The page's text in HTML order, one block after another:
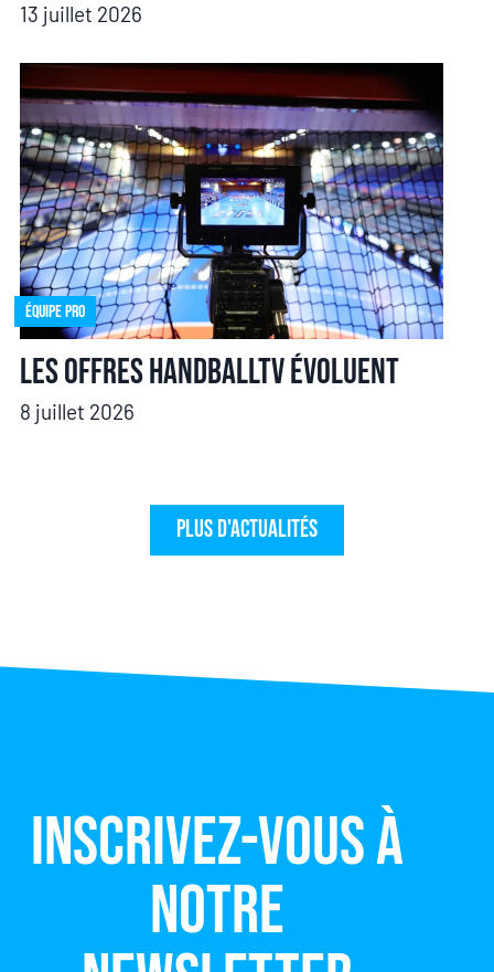
13 juillet 2026
Équipe pro
Les offres HandballTV évoluent
8 juillet 2026
Plus d'actualités
Inscrivez-vous à
notre